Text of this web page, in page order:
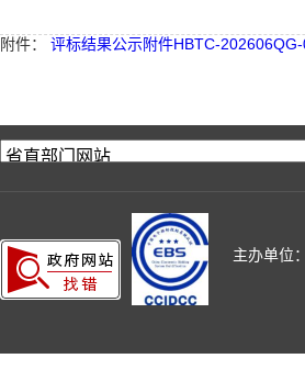
附件： 评标结果公示附件HBTC-
主办单位